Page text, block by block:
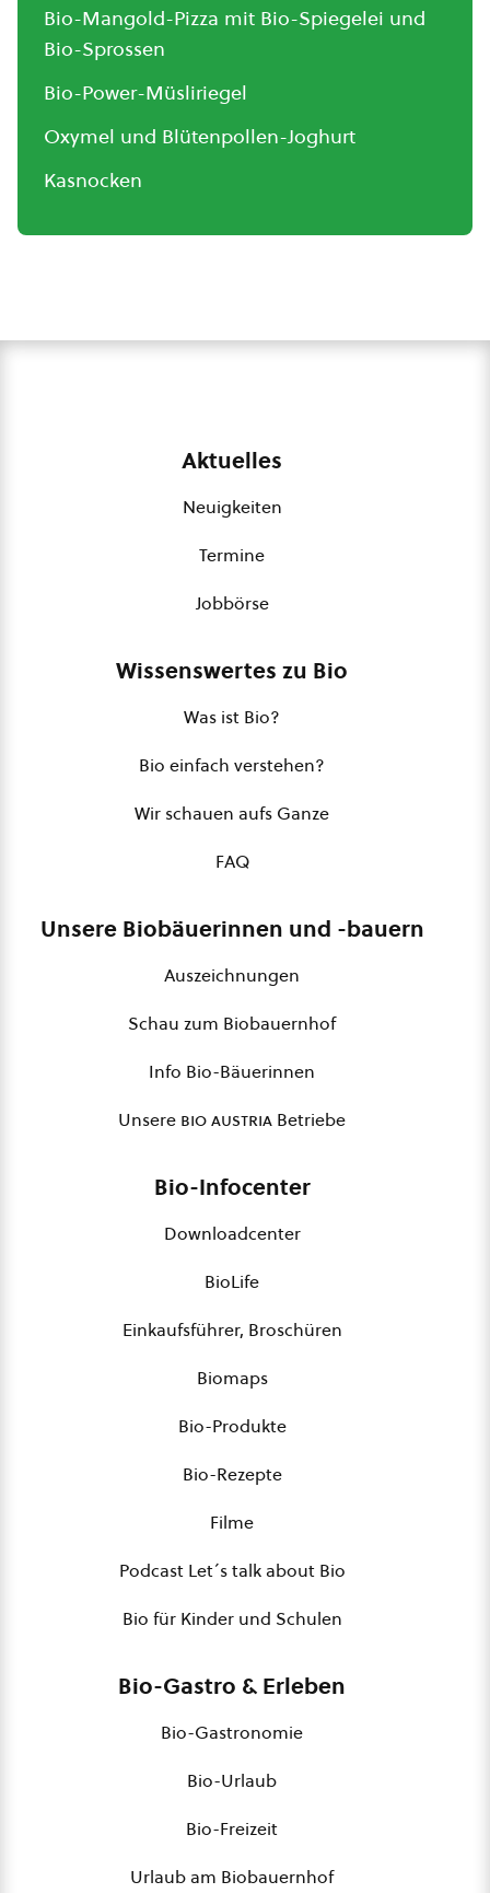
Bio-Mangold-Pizza mit Bio-Spiegelei und
Bio-Sprossen
Bio-Power-Müsliriegel
Oxymel und Blütenpollen-Joghurt
Kasnocken
Aktuelles
Neuigkeiten
Termine
Jobbörse
Wissenswertes zu Bio
Was ist Bio?
Bio einfach verstehen?
Wir schauen aufs Ganze
FAQ
Unsere Biobäuerinnen und -bauern
Auszeichnungen
Schau zum Biobauernhof
Info Bio-Bäuerinnen
Unsere bio austria Betriebe
Bio-Infocenter
Downloadcenter
BioLife
Einkaufsführer, Broschüren
Biomaps
Bio-Produkte
Bio-Rezepte
Filme
Podcast Let´s talk about Bio
Bio für Kinder und Schulen
Bio-Gastro & Erleben
Bio-Gastronomie
Bio-Urlaub
Bio-Freizeit
Urlaub am Biobauernhof